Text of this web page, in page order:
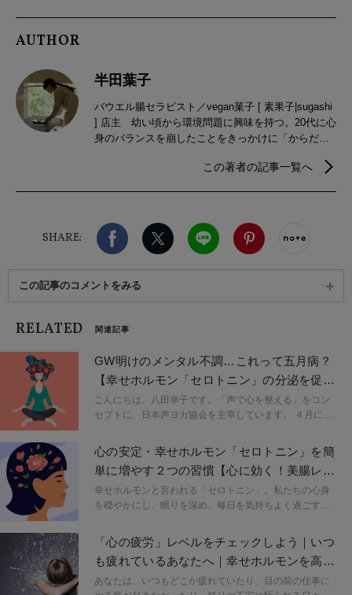
AUTHOR
半田葉子
バウエル腸セラピスト／vegan菓子 [ 素果子|sugashi
] 店主 幼い頃から環境問題に興味を持つ。20代に心
身のバランスを崩したことをきっかけに「からだに
「出す力」の大切さに気づき、自然生活に活かせる
て、「からだ想いのお菓子を」とオンラインストア [
素果子|sugashi ] を始動。お菓子作りを続ける傍ら、
を活かし、個人の体質改善カウンセリング・腸マッ
この著者の記事一覧へ
SHARE:
Facebook X（旧twitter）
LINE
この記事のコメントをみる
RELATED 関連記事
GW明けのメンタル不調…これって五月病？
【幸せホルモン「セロトニン」の分泌を促す
ポーズ＆習慣】
こんにちは、八田幸子です。「声で心を整える」をコン
セプトに、日本声ヨガ協会を主宰しています。 ４月に新
揚々と頑張る中で迎えるGWで気分転換！...そんな後に起
こりやすいのが、気分がやたら沈んで、やる気が出な
い、魂が抜けたようになる...という症状。もしからした
ら、それは「五月病」かもしれません。
心の安定・幸せホルモン「セロトニン」を簡
単に増やす２つの習慣【心に効く！美腸レシ
ピ付】
幸せホルモンと言われる「セロトニン」。私たちの心身
を穏やかにし、眠りを深め、毎日を気持ちよく過ごすた
ニン」を簡単に増やすことができる２つの方法を、マク
ロビオティック歴15年で腸セラピストの ≪素果
子|sugashi≫ 店主、半田葉子さんが解説します。文末に
はセロトニンの生成に大切な「腸」に効くお茶のレシピ
「心の疲労」レベルをチェックしよう｜いつ
も疲れているあなたへ｜幸せホルモンを高め
る効果的な方法
あなたは、いつもどこか疲れていたり、目の前の仕事に